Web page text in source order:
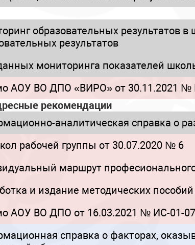
образовательных результатов
результатов
мониторинга показателей
АОУ ВО ДПО «ВИРО» от 30.11.2021 №
рекомендации
аналитическая справка о
рабочей группы от 30.07.2020 № 6
маршрут
и издание методических
АОУ ВО ДПО от 16.03.2021 № ИС-01-
справка о факторах,